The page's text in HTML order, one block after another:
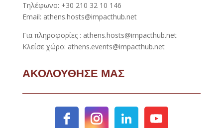
Τηλέφωνο: +30 210 32 10 146
Email: athens.hosts@impacthub.net
Για πληροφορίες : athens.hosts@impacthub.net
Κλείσε χώρο: athens.events@impacthub.net
ΑΚΟΛΟΥΘΗΣΕ ΜΑΣ